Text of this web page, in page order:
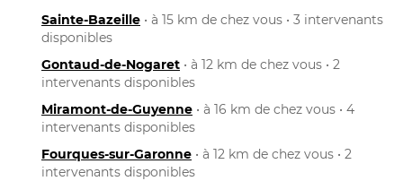
Sainte-Bazeille • à 15 km de chez vous • 3 intervenants
disponibles
Gontaud-de-Nogaret • à 12 km de chez vous • 2
intervenants disponibles
Miramont-de-Guyenne • à 16 km de chez vous • 4
intervenants disponibles
Fourques-sur-Garonne • à 12 km de chez vous • 2
intervenants disponibles